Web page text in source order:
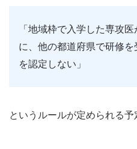
「地域枠で入学した専攻
に、他の都道府県で研修
を認定しない」
というルールが定められる予